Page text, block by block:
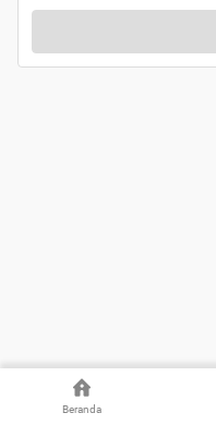
Beranda